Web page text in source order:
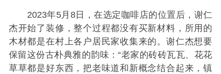
2023年5月8日，在选定咖啡店的位置后，谢仁
杰开始了装修，整个过程都没有买新材料，所用的
木材都是在村上各户居民家收集来的。谢仁杰想要
保留这份古朴典雅的韵味：“老家的砖砖瓦瓦、花花
草草都是好东西，把老味道和新概念结合起来，镇